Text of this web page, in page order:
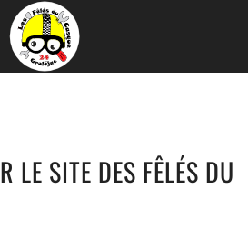
LE SITE DES FÊLÉS DU